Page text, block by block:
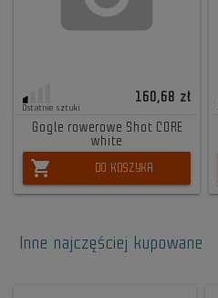
Ostatnie sztuki
160,68 zł
Gogle rowerowe Shot CORE
white
shopping_cart DO KOSZYKA
Inne najczęściej kupowane